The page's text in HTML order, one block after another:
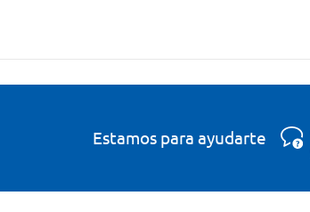
Estamos para ayudarte